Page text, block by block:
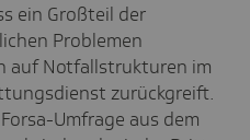
ein Großteil der
Problemen
auf Notfallstrukturen im
zurückgreift.
Forsa-Umfrage aus dem